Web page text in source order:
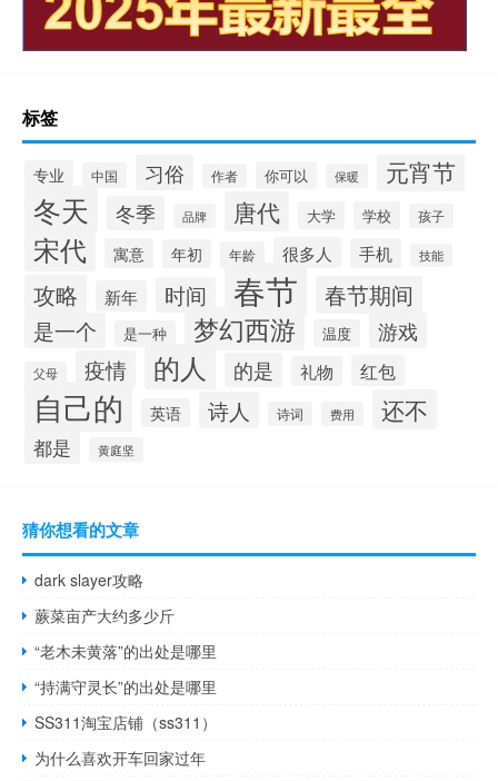
标签
专业 中国 习俗 作者 你可以 保暖 元宵节
冬天 冬季 品牌 唐代 大学 学校 孩子
宋代 寓意 年初 年龄 很多人 手机 技能
攻略 新年 时间 春节 春节期间
是一个 是一种 梦幻西游 温度 游戏
父母 疫情 的人 的是 礼物 红包
自己的 英语 诗人 诗词 费用 还不
都是 黄庭坚
猜你想看的文章
dark slayer攻略
蕨菜亩产大约多少斤
“老木未黄落”的出处是哪里
“持满守灵长”的出处是哪里
SS311淘宝店铺（ss311）
为什么喜欢开车回家过年